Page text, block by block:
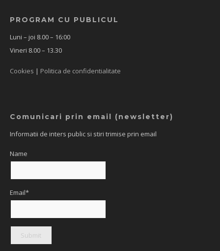
PROGRAM CU PUBLICUL
Luni – joi 8.00 – 16:00
Vineri 8.00 – 13.30
Cookies | Politica de confidentialitate
Comunicari prin email (newsletter)
Informatii de inters public si stiri trimise prin email
Name
Email*